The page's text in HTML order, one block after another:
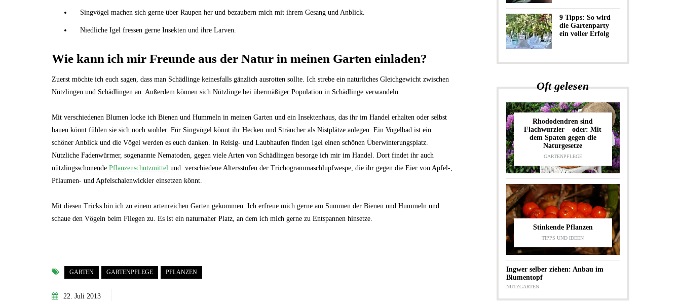
Singvögel machen sich gerne über Raupen her und bezaubern mich mit ihrem Gesang und Anblick.
Niedliche Igel fressen gerne Insekten und ihre Larven.
Wie kann ich mir Freunde aus der Natur in meinen Garten einladen?
Zuerst möchte ich euch sagen, dass man Schädlinge keinesfalls gänzlich ausrotten sollte. Ich strebe ein natürliches Gleichgewicht zwischen
Nützlingen und Schädlingen an. Außerdem können sich Nützlinge bei übermäßiger Population in Schädlinge verwandeln.
Mit verschiedenen Blumen locke ich Bienen und Hummeln in meinen Garten und ein Insektenhaus, das ihr im Handel erhalten oder selbst
bauen könnt fühlen sie sich noch wohler. Für Singvögel könnt ihr Hecken und Sträucher als Nistplätze anlegen. Ein Vogelbad ist ein
schöner Anblick und die Vögel werden es euch danken. In Reisig- und Laubhaufen finden Igel einen schönen Überwinterungsplatz.
Nützliche Fadenwürmer, sogenannte Nematoden, gegen viele Arten von Schädlingen besorge ich mir im Handel. Dort findet ihr auch
nützlingsschonende Pflanzenschutzmittel und verschiedene Altersstufen der Trichogrammaschlupfwespe, die ihr gegen die Eier von Apfel-,
Pflaumen- und Apfelschalenwickler einsetzen könnt.
Mit diesen Tricks bin ich zu einem artenreichen Garten gekommen. Ich erfreue mich gerne am Summen der Bienen und Hummeln und
schaue den Vögeln beim Fliegen zu. Es ist ein naturnaher Platz, an dem ich mich gerne zu Entspannen hinsetze.
GARTEN GARTENPFLEGE PFLANZEN
22. Juli 2013
9 Tipps: So wird
die Gartenparty
ein voller Erfolg
Oft gelesen
Rhododendren sind
Flachwurzler – oder: Mit
dem Spaten gegen die
Naturgesetze
GARTENPFLEGE
Stinkende Pflanzen
TIPPS UND IDEEN
Ingwer selber ziehen: Anbau im
Blumentopf
NUTZGARTEN